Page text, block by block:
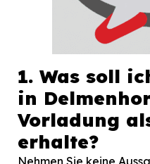
1. Was soll
in
Vorladung
erhalte?
Nehmen Sie keine